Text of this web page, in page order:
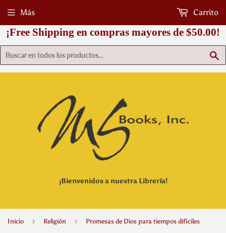
¡Free Shipping en compras mayores de $50.00!
¡Bienvenidos a nuestra Librería!
Más Carrito
Inicio › Religión › Promesas de Dios para tiempos difíciles